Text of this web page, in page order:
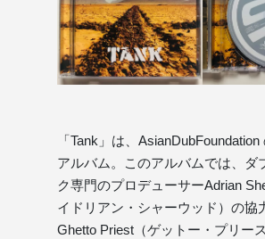
「Tank」は、
アルバム。このアルバムでは、ダ
ク専門のプロデューサーAdrian
イドリアン・シャーウッド）の協
Ghetto Priest（ゲットー・プリー